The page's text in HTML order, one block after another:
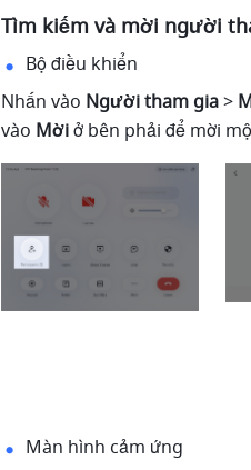
Tìm kiếm và mời người
Bộ điều khiển
Nhấn vào Người tham gia >
vào Mời ở bên phải để mời
Màn hình cảm ứng